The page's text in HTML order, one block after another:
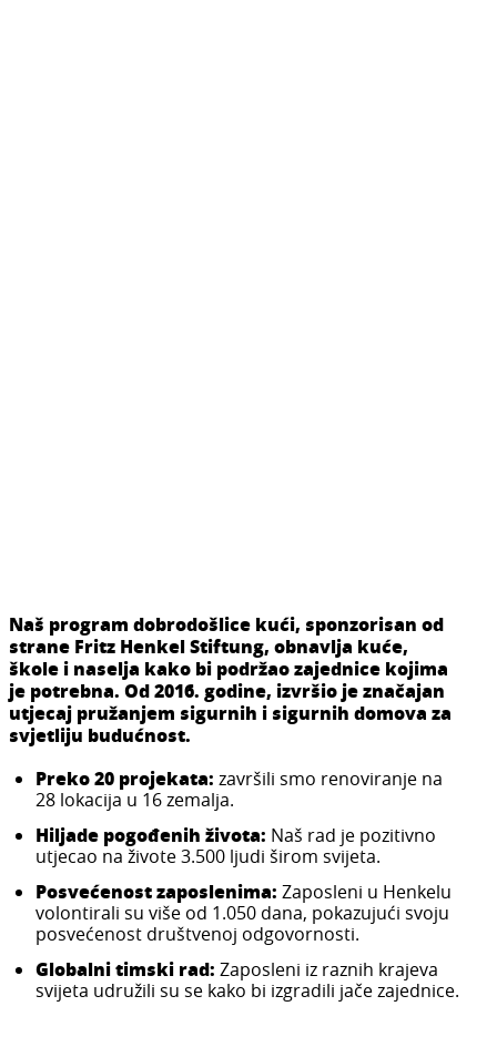
Naš program dobrodošlice kući, sponzorisan od
strane Fritz Henkel Stiftung, obnavlja kuće,
škole i naselja kako bi podržao zajednice kojima
je potrebna. Od 2016. godine, izvršio je značajan
utjecaj pružanjem sigurnih i sigurnih domova za
svjetliju budućnost.
Preko 20 projekata: završili smo renoviranje na
28 lokacija u 16 zemalja.
Hiljade pogođenih života: Naš rad je pozitivno
utjecao na živote 3.500 ljudi širom svijeta.
Posvećenost zaposlenima: Zaposleni u Henkelu
volontirali su više od 1.050 dana, pokazujući svoju
posvećenost društvenoj odgovornosti.
Globalni timski rad: Zaposleni iz raznih krajeva
svijeta udružili su se kako bi izgradili jače zajednice.